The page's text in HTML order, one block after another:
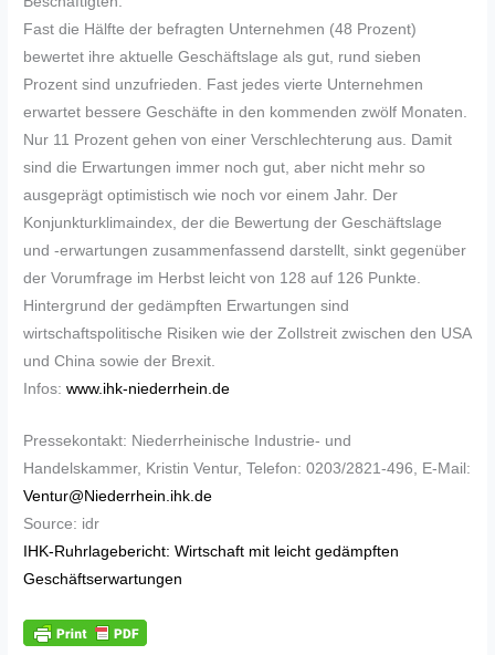
Fast die Hälfte der befragten Unternehmen (48 Prozent)
bewertet ihre aktuelle Geschäftslage als gut, rund sieben
Prozent sind unzufrieden. Fast jedes vierte Unternehmen
erwartet bessere Geschäfte in den kommenden zwölf Monaten.
Nur 11 Prozent gehen von einer Verschlechterung aus. Damit
sind die Erwartungen immer noch gut, aber nicht mehr so
ausgeprägt optimistisch wie noch vor einem Jahr. Der
Konjunkturklimaindex, der die Bewertung der Geschäftslage
und -erwartungen zusammenfassend darstellt, sinkt gegenüber
der Vorumfrage im Herbst leicht von 128 auf 126 Punkte.
Hintergrund der gedämpften Erwartungen sind
wirtschaftspolitische Risiken wie der Zollstreit zwischen den USA
und China sowie der Brexit.
Infos:www.ihk-niederrhein.de
Pressekontakt: Niederrheinische Industrie- und
Handelskammer, Kristin Ventur, Telefon: 0203/2821-496, E-Mail:
Ventur@Niederrhein.ihk.de
Source: idr
IHK-Ruhrlagebericht: Wirtschaft mit leicht gedämpften
Geschäftserwartungen